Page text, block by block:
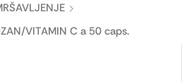
VITAMIN C a 50 caps.